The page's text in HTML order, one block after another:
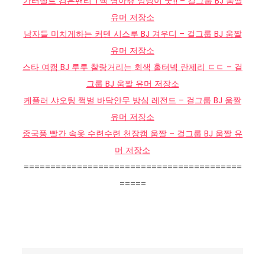
유머 저장소
남자들 미치게하는 커텐 시스루 BJ 겨우디 – 걸그룹 BJ 움짤
유머 저장소
스타 여캠 BJ 루루 찰랑거리는 회색 홀터넥 란제리 ㄷㄷ – 걸
그룹 BJ 움짤 유머 저장소
케플러 샤오팅 쩍벌 바닥안무 방심 레전드 – 걸그룹 BJ 움짤
유머 저장소
중국풍 빨간 속옷 수련수련 천장캠 움짤 – 걸그룹 BJ 움짤 유
머 저장소
=========================================
=====